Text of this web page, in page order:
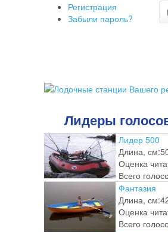
Регистрация
Забыли пароль?
Лидеры
Лидер 500
Длина, см:
Оценка
Всего
Фантазия
Длина, см:
Оценка
Всего